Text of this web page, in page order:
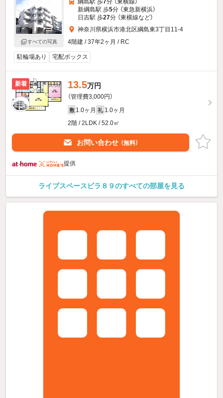
すべての写真
綱島駅 歩7分 （東横線）
新綱島駅 歩5分 （東急新横浜）
日吉駅 歩27分 （東横線など）
神奈川県横浜市港北区綱島東3丁目11-4
4階建 / 37年2ヶ月 / RC
駐輪場あり 宅配ボックス
新着 13.5万円
（管理費3,000円）
敷 1.0ヶ月 礼 1.0ヶ月
2階 / 2LDK / 52.0㎡
お問い合わせ （無料）
提供
ライブスペースビラ８９のすべての部屋を見る